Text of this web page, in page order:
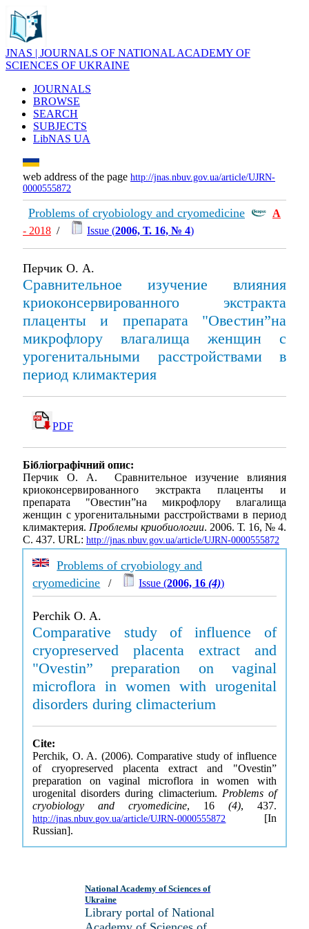
JNAS | JOURNALS OF NATIONAL ACADEMY OF
SCIENCES OF UKRAINE
JOURNALS
BROWSE
SEARCH
SUBJECTS
LibNAS UA
web address of the page http://jnas.nbuv.gov.ua/article/UJRN-
0000555872
Problems of cryobiology and cryomedicine
А
- 2018 / Issue (2006, Т. 16, № 4)
Перчик О. А.
Сравнительное изучение влияния
криоконсервированного экстракта
плаценты и препарата "Овестин”на
микрофлору влагалища женщин с
урогенитальными расстройствами в
период климактерия
PDF
Бібліографічний опис:
Перчик О. А. Сравнительное изучение влияния
криоконсервированного экстракта плаценты и
препарата "Овестин”на микрофлору влагалища
женщин с урогенитальными расстройствами в период
климактерия. Проблемы криобиологии. 2006. Т. 16, № 4.
С. 437. URL: http://jnas.nbuv.gov.ua/article/UJRN-0000555872
Problems of cryobiology and
cryomedicine / Issue (2006, 16(4))
Perchik O. A.
Comparative study of influence of
cryopreserved placenta extract and
"Ovestin” preparation on vaginal
microflora in women with urogenital
disorders during climacterium
Cite:
Perchik, O. A. (2006). Comparative study of influence
of cryopreserved placenta extract and "Ovestin”
preparation on vaginal microflora in women with
urogenital disorders during climacterium. Problems of
cryobiology and cryomedicine, 16 (4), 437.
http://jnas.nbuv.gov.ua/article/UJRN-0000555872 [In
Russian].
National Academy of Sciences of
Ukraine
Library portal of National